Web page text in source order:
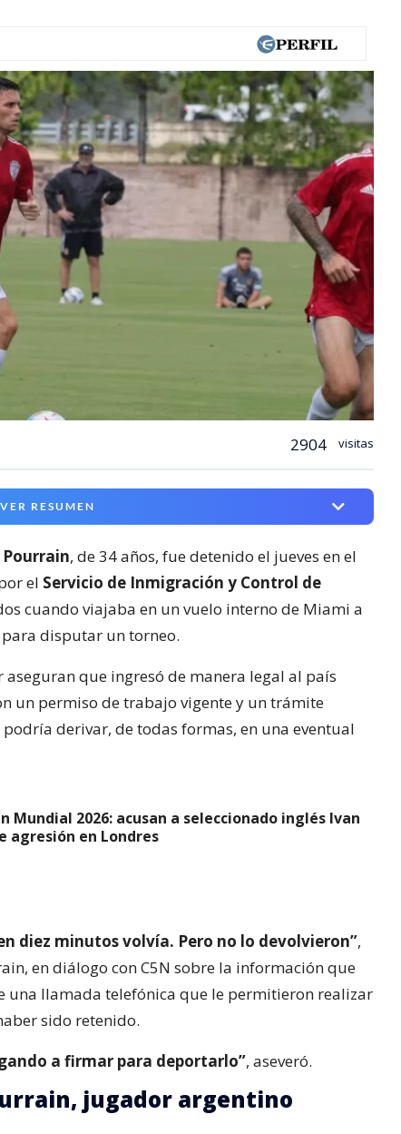
2904 visitas
VER RESUMEN
, de 34 años, fue detenido el jueves en el
el Servicio de Inmigración y Control de
cuando viajaba en un vuelo interno de Miami a
disputar un torneo.
que ingresó de manera legal al país
un permiso de trabajo vigente y un trámite
derivar, de todas formas, en una eventual
Mundial 2026: acusan a seleccionado inglés Ivan
agresión en Londres
diez minutos volvía. Pero no lo devolvieron”,
en diálogo con C5N sobre la información que
una llamada telefónica que le permitieron realizar
sido retenido.
a firmar para deportarlo”, aseveró.
jugador argentino